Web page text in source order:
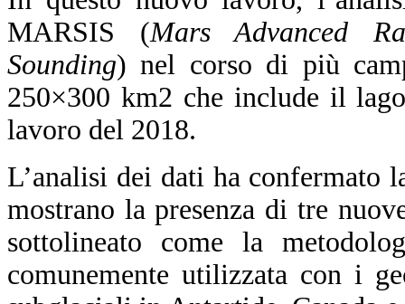
MARSIS (Mars Advanced
Sounding) nel corso di più
250×300 km2 che include il
lavoro del 2018.
L’analisi dei dati ha confermato
mostrano la presenza di tre
sottolineato come la
comunemente utilizzata con i